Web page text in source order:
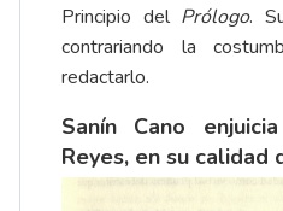
Principio del Prólogo.
contrariando la
redactarlo.
Sanín Cano
Reyes, en su calidad